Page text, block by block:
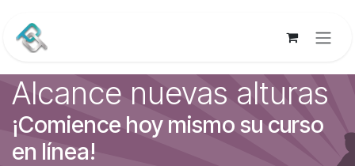
Alcance nuevas alturas
¡Comience hoy mismo su curso
en línea!